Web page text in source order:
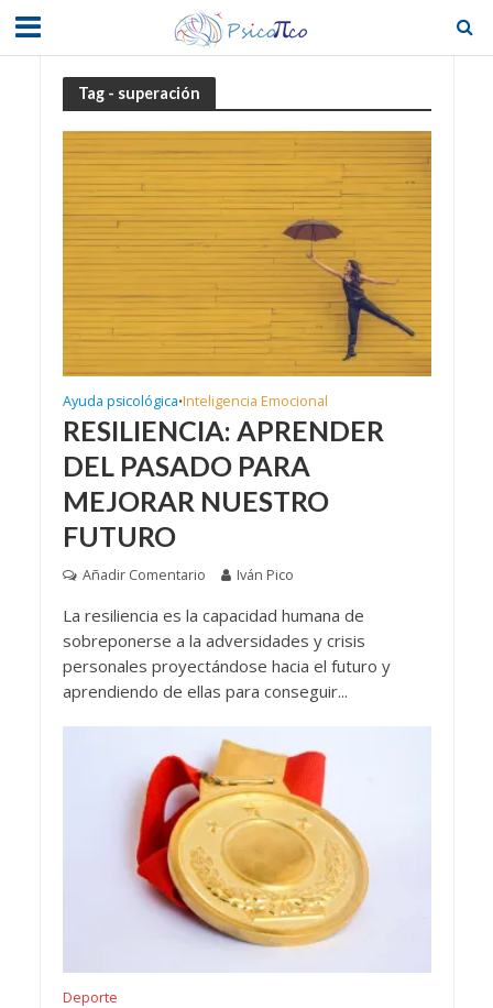
Tag - superación
Ayuda psicológica•Inteligencia Emocional
RESILIENCIA: APRENDER
DEL PASADO PARA
MEJORAR NUESTRO
FUTURO
Añadir Comentario Iván Pico
La resiliencia es la capacidad humana de
sobreponerse a la adversidades y crisis
personales proyectándose hacia el futuro y
aprendiendo de ellas para conseguir...
Deporte